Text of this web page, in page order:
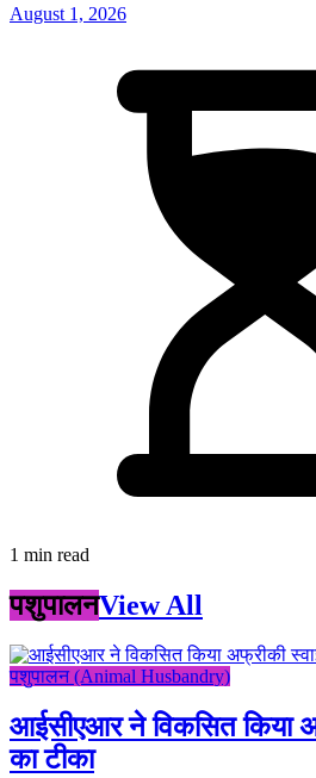
August 1, 2026
1 min read
पशुपालनView All
पशुपालन (Animal Husbandry)
आईसीएआर ने विकसित किया
का टीका